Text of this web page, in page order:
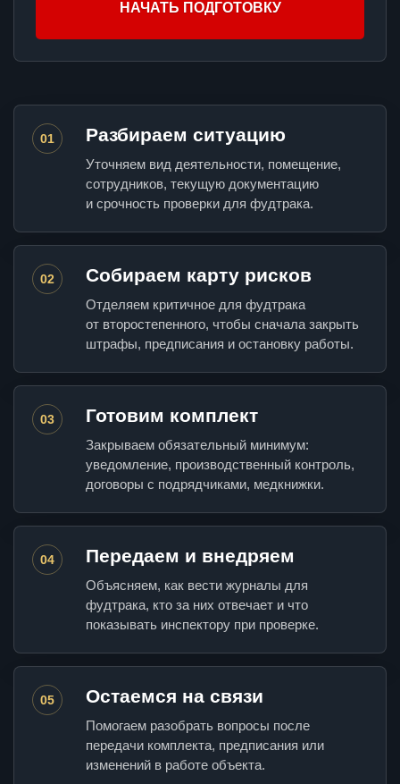
НАЧАТЬ ПОДГОТОВКУ
01 Разбираем ситуацию
Уточняем вид деятельности, помещение,
сотрудников, текущую документацию
и срочность проверки для фудтрака.
02 Собираем карту рисков
Отделяем критичное для фудтрака
от второстепенного, чтобы сначала закрыть
штрафы, предписания и остановку работы.
03 Готовим комплект
Закрываем обязательный минимум:
уведомление, производственный контроль,
договоры с подрядчиками, медкнижки.
04 Передаем и внедряем
Объясняем, как вести журналы для
фудтрака, кто за них отвечает и что
показывать инспектору при проверке.
05 Остаемся на связи
Помогаем разобрать вопросы после
передачи комплекта, предписания или
изменений в работе объекта.